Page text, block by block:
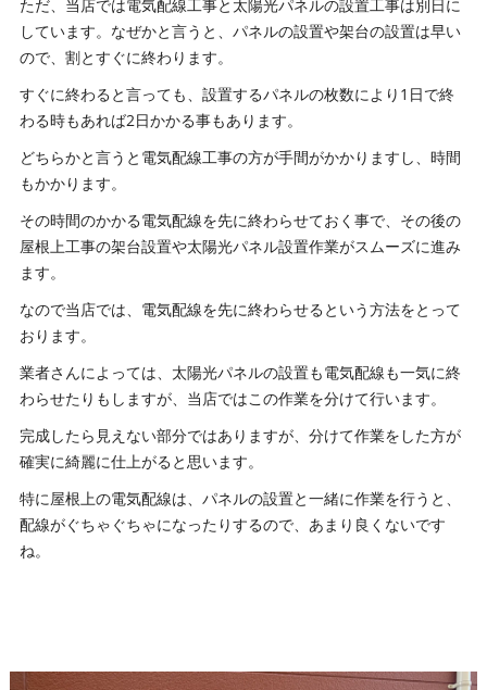
ただ、当店では電気配線工事と太陽光パネルの設置工事は別日に
しています。なぜかと言うと、パネルの設置や架台の設置は早い
ので、割とすぐに終わります。
すぐに終わると言っても、設置するパネルの枚数により1日で終
わる時もあれば2日かかる事もあります。
どちらかと言うと電気配線工事の方が手間がかかりますし、時間
もかかります。
その時間のかかる電気配線を先に終わらせておく事で、その後の
屋根上工事の架台設置や太陽光パネル設置作業がスムーズに進み
ます。
なので当店では、電気配線を先に終わらせるという方法をとって
おります。
業者さんによっては、太陽光パネルの設置も電気配線も一気に終
わらせたりもしますが、当店ではこの作業を分けて行います。
完成したら見えない部分ではありますが、分けて作業をした方が
確実に綺麗に仕上がると思います。
特に屋根上の電気配線は、パネルの設置と一緒に作業を行うと、
配線がぐちゃぐちゃになったりするので、あまり良くないです
ね。